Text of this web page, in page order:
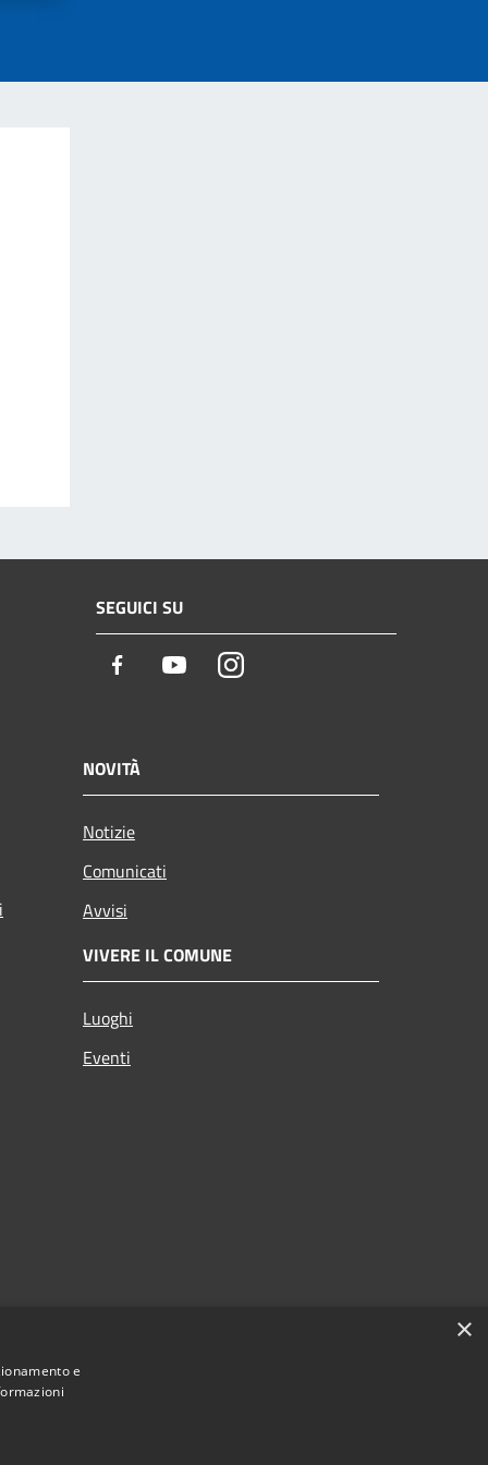
SEGUICI SU
Facebook YoutubeInstagram
NOVITÀ
Notizie
Comunicati
Avvisi
VIVERE IL COMUNE
Luoghi
Eventi
×
e